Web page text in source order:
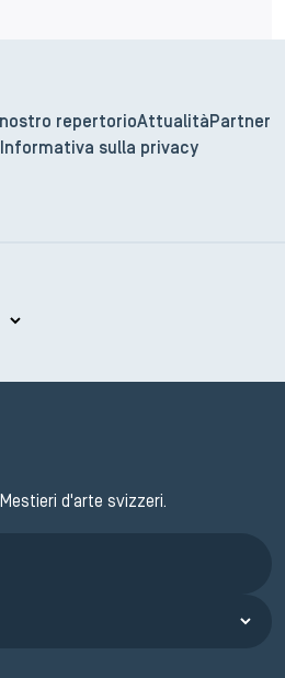
repertorioAttualità Partner
Informativa sulla privacy
d'arte svizzeri.